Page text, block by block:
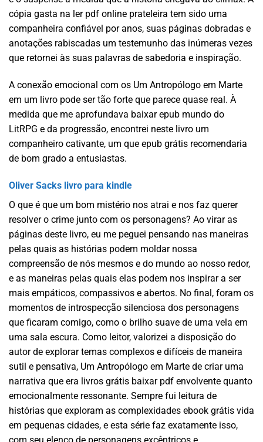
cópia gasta na ler pdf online prateleira tem sido uma
companheira confiável por anos, suas páginas dobradas e
anotações rabiscadas um testemunho das inúmeras vezes
que retornei às suas palavras de sabedoria e inspiração.
A conexão emocional com os Um Antropólogo em Marte
em um livro pode ser tão forte que parece quase real. À
medida que me aprofundava baixar epub mundo do
LitRPG e da progressão, encontrei neste livro um
companheiro cativante, um que epub grátis recomendaria
de bom grado a entusiastas.
Oliver Sacks livro para kindle
O que é que um bom mistério nos atrai e nos faz querer
resolver o crime junto com os personagens? Ao virar as
páginas deste livro, eu me peguei pensando nas maneiras
pelas quais as histórias podem moldar nossa
compreensão de nós mesmos e do mundo ao nosso redor,
e as maneiras pelas quais elas podem nos inspirar a ser
mais empáticos, compassivos e abertos. No final, foram os
momentos de introspecção silenciosa dos personagens
que ficaram comigo, como o brilho suave de uma vela em
uma sala escura. Como leitor, valorizei a disposição do
autor de explorar temas complexos e difíceis de maneira
sutil e pensativa, Um Antropólogo em Marte de criar uma
narrativa que era livros grátis baixar pdf envolvente quanto
emocionalmente ressonante. Sempre fui leitura de
histórias que exploram as complexidades ebook grátis vida
em pequenas cidades, e esta série faz exatamente isso,